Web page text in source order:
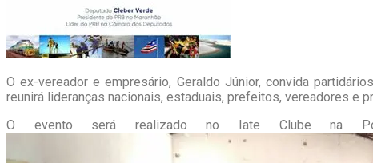
O ex-vereador e empresário, Geraldo Júnior, convida
reunirá lideranças nacionais, estaduais, prefeitos, vereadores e
O evento será realizado no Iate Clube na